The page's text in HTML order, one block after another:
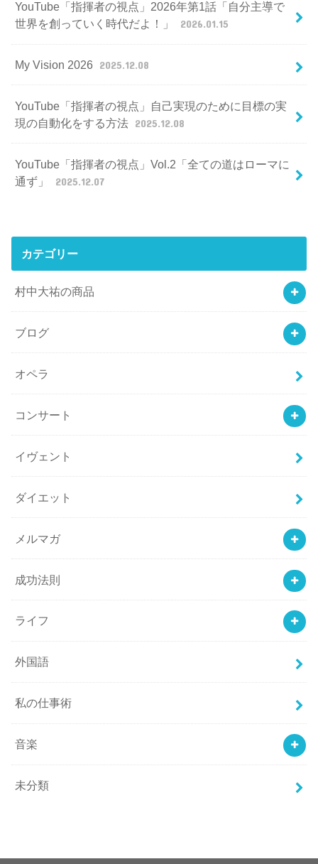
YouTube「指揮者の視点」2026年第1話「自分主導で
世界を創っていく時代だよ！」
2026.01.15
My Vision 2026 2025.12.08
YouTube「指揮者の視点」自己実現のために目標の実
現の自動化をする方法 2025.12.08
YouTube「指揮者の視点」Vol.2「全ての道はローマに
通ず」
2025.12.07
カテゴリー
村中大祐の商品
ブログ
オペラ
コンサート
イヴェント
ダイエット
メルマガ
成功法則
ライフ
外国語
私の仕事術
音楽
未分類